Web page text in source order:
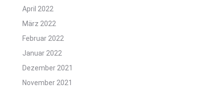
April 2022
März 2022
Februar 2022
Januar 2022
Dezember 2021
November 2021